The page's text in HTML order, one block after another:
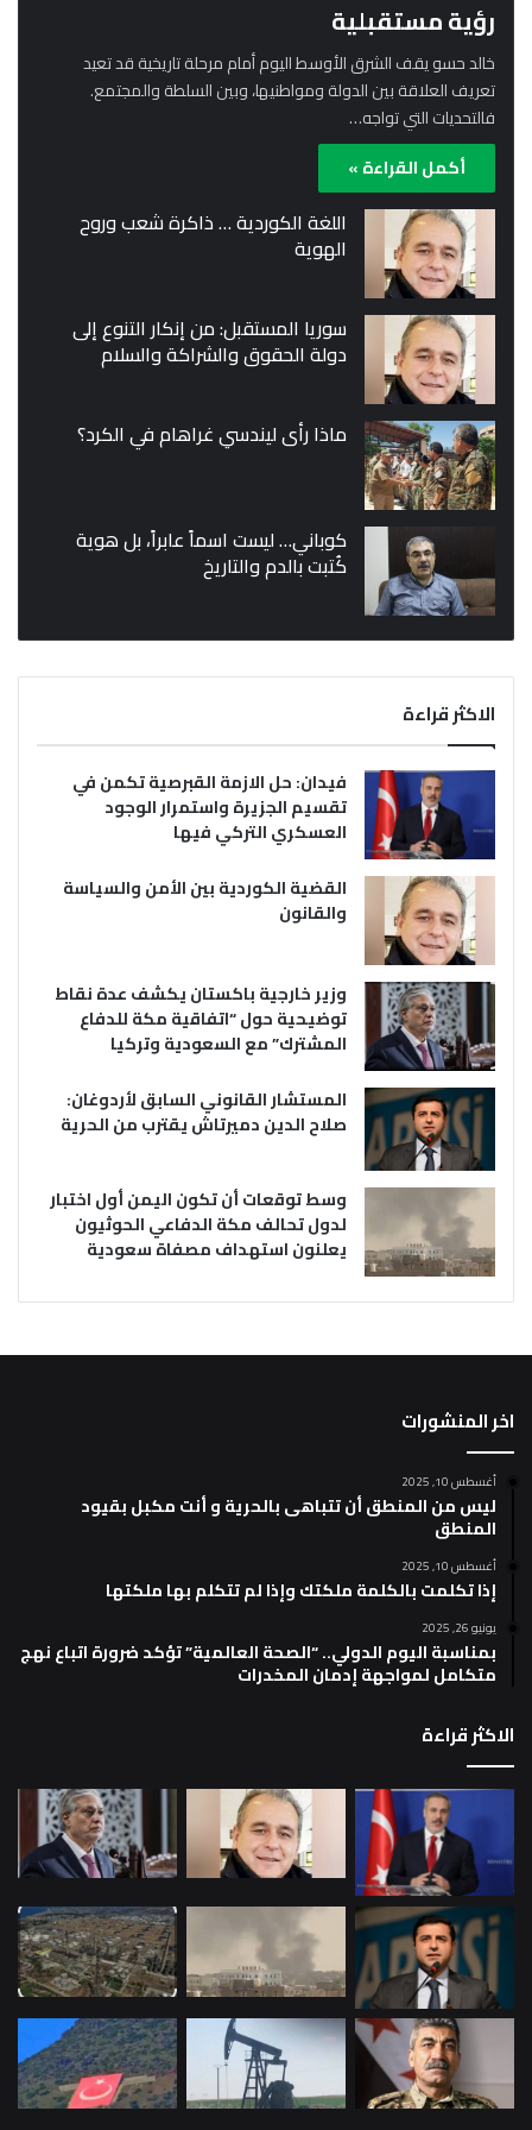
رؤية مستقبلية
خالد حسو يقف الشرق الأوسط اليوم أمام مرحلة تاريخية قد تعيد
تعريف العلاقة بين الدولة ومواطنيها، وبين السلطة والمجتمع.
فالتحديات التي تواجه…
أكمل القراءة »
اللغة الكوردية … ذاكرة شعب وروح
الهوية
سوريا المستقبل: من إنكار التنوع إلى
دولة الحقوق والشراكة والسلام
ماذا رأى ليندسي غراهام في الكرد؟
كوباني… ليست اسماً عابراً، بل هوية
كُتبت بالدم والتاريخ
الاكثر قراءة
فيدان: حل الازمة القبرصية تكمن في
تقسيم الجزيرة واستمرار الوجود
العسكري التركي فيها
القضية الكوردية بين الأمن والسياسة
والقانون
وزير خارجية باكستان يكشف عدة نقاط
توضيحية حول “اتفاقية مكة للدفاع
المشترك” مع السعودية وتركيا
المستشار القانوني السابق لأردوغان:
صلاح الدين دميرتاش يقترب من الحرية
وسط توقعات أن تكون اليمن أول اختبار
لدول تحالف مكة الدفاعي الحوثيون
يعلنون استهداف مصفاة سعودية
اخر المنشورات
أغسطس 10, 2025
ليس من المنطق أن تتباهى بالحرية و أنت مكبل بقيود
المنطق
أغسطس 10, 2025
إذا تكلمت بالكلمة ملكتك وإذا لم تتكلم بها ملكتها
يونيو 26, 2025
بمناسبة اليوم الدولي.. “الصحة العالمية” تؤكد ضرورة اتباع نهج
متكامل لمواجهة إدمان المخدرات
الاكثر قراءة